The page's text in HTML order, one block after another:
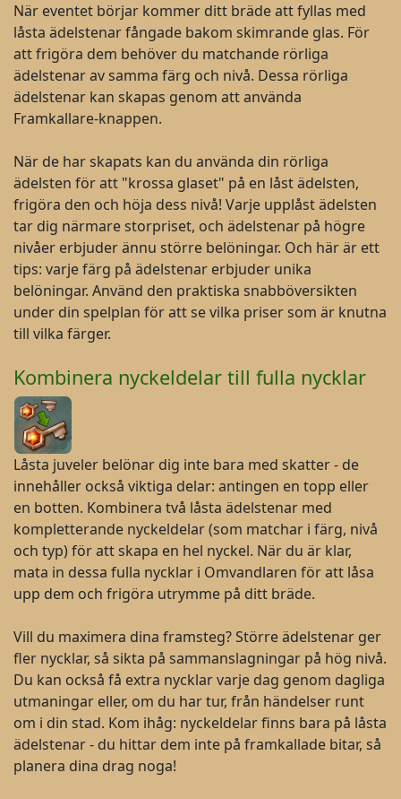
När eventet börjar kommer ditt bräde att fyllas med
låsta ädelstenar fångade bakom skimrande glas. För
att frigöra dem behöver du matchande rörliga
ädelstenar av samma färg och nivå. Dessa rörliga
ädelstenar kan skapas genom att använda
Framkallare-knappen.
När de har skapats kan du använda din rörliga
ädelsten för att "krossa glaset" på en låst ädelsten,
frigöra den och höja dess nivå! Varje upplåst ädelsten
tar dig närmare storpriset, och ädelstenar på högre
nivåer erbjuder ännu större belöningar. Och här är ett
tips: varje färg på ädelstenar erbjuder unika
belöningar. Använd den praktiska snabböversikten
under din spelplan för att se vilka priser som är knutna
till vilka färger.
Kombinera nyckeldelar till fulla nycklar
Låsta juveler belönar dig inte bara med skatter - de
innehåller också viktiga delar: antingen en topp eller
en botten. Kombinera två låsta ädelstenar med
kompletterande nyckeldelar (som matchar i färg, nivå
och typ) för att skapa en hel nyckel. När du är klar,
mata in dessa fulla nycklar i Omvandlaren för att låsa
upp dem och frigöra utrymme på ditt bräde.
Vill du maximera dina framsteg? Större ädelstenar ger
fler nycklar, så sikta på sammanslagningar på hög nivå.
Du kan också få extra nycklar varje dag genom dagliga
utmaningar eller, om du har tur, från händelser runt
om i din stad. Kom ihåg: nyckeldelar finns bara på låsta
ädelstenar - du hittar dem inte på framkallade bitar, så
planera dina drag noga!